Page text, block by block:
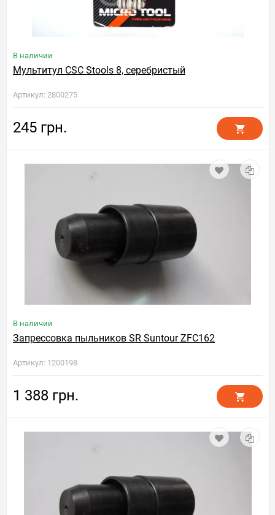
В наличии
Мультитул CSC Stools 8, серебристый
Артикул: 2800275
245 грн.
В наличии
Запрессовка пыльников SR Suntour ZFC162
Артикул: 1200198
1 388 грн.